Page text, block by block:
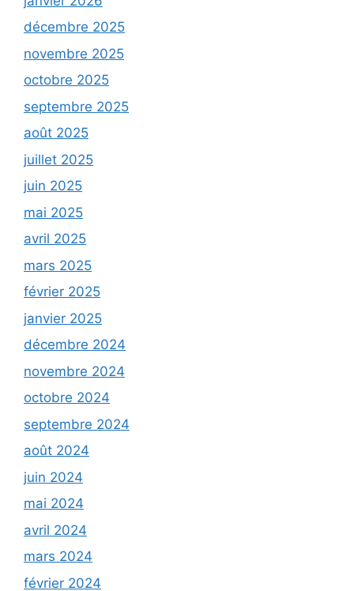
décembre 2025
novembre 2025
octobre 2025
septembre 2025
août 2025
juillet 2025
juin 2025
mai 2025
avril 2025
mars 2025
février 2025
janvier 2025
décembre 2024
novembre 2024
octobre 2024
septembre 2024
août 2024
juin 2024
mai 2024
avril 2024
mars 2024
février 2024